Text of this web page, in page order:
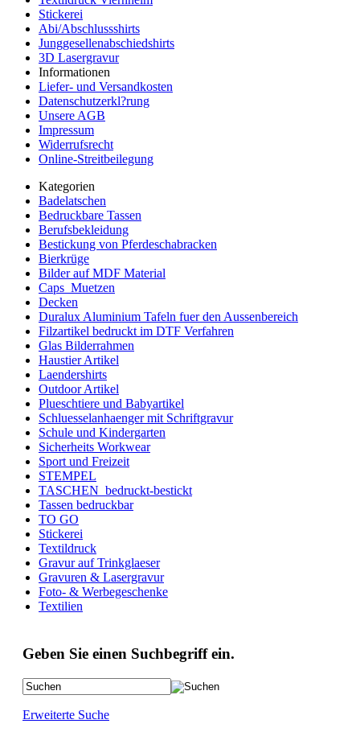
Stickerei
Abi/Abschlussshirts
Junggesellenabschiedshirts
3D Lasergravur
Informationen
Liefer- und Versandkosten
Datenschutzerkl?rung
Unsere AGB
Impressum
Widerrufsrecht
Online-Streitbeilegung
Kategorien
Badelatschen
Bedruckbare Tassen
Berufsbekleidung
Bestickung von Pferdeschabracken
Bierkrüge
Bilder auf MDF Material
Caps_Muetzen
Decken
Duralux Aluminium Tafeln fuer den Aussenbereich
Filzartikel bedruckt im DTF Verfahren
Glas Bilderrahmen
Haustier Artikel
Laendershirts
Outdoor Artikel
Plueschtiere und Babyartikel
Schluesselanhaenger mit Schriftgravur
Schule und Kindergarten
Sicherheits Workwear
Sport und Freizeit
STEMPEL
TASCHEN_bedruckt-bestickt
Tassen bedruckbar
TO GO
Stickerei
Textildruck
Gravur auf Trinkglaeser
Gravuren & Lasergravur
Foto- & Werbegeschenke
Textilien
Geben Sie einen Suchbegriff ein.
Erweiterte Suche